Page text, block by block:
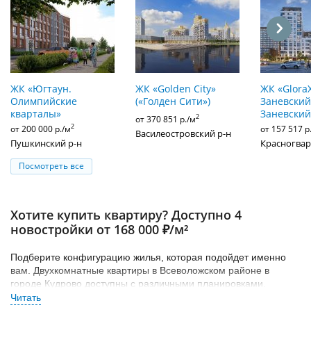
ЖК «Югтаун.
Олимпийские
кварталы»
от 200 000 р./м2
Пушкинский р-н
ЖК «Golden City»
(«Голден Сити»)
от 370 851 р./м2
Василеостровский р-н
ЖК
от 157 517
Посмотреть все
Хотите купить квартиру? Доступно 4
новостройки от 168 000 ₽/м²
Подберите конфигурацию жилья, которая подойдет именно
вам. Двухкомнатные квартиры в Всеволожском районе в
городе Кудрово доступны с различными планировками.
Найдите свое идеальное жилье из всего многообразия